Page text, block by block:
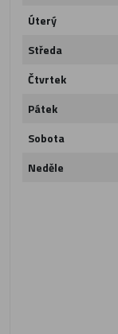
Úterý
Středa
Čtvrtek
Pátek
Sobota
Neděle